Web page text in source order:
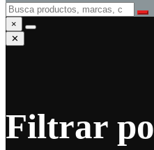
×
✕
Filtrar